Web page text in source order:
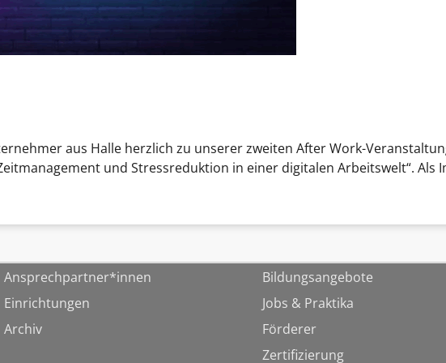
aus Halle herzlich zu unserer zweiten After Work-
und Stressreduktion in einer digitalen Arbeitswelt“.
Ansprechpartner*innen
Einrichtungen
Archiv
Bildungsangebote
Jobs & Praktika
Förderer
Zertifizierung